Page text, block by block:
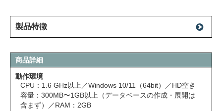
製品特徴
商品詳細
動作環境
CPU：1.6 GHz以上／Windows 10/11（64bit）／HD空き
容量：300MB〜1GB以上（データベースの作成・展開は
含まず）／RAM：2GB